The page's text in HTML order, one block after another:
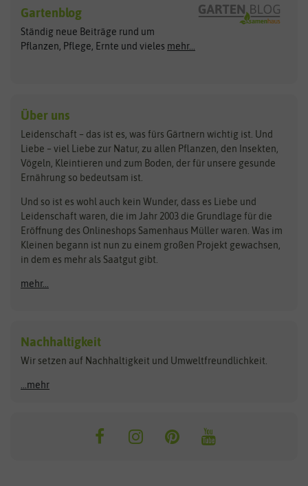
Exotische Samen
Gemüsesamen
Gründünger
Kräutersamen
Obstsamen
Pilzbrut
Rasensamen
Steckzwiebeln
Zimmer & Kübelpflanzen
Kataloge
Schnäppchen
Anzucht & Gartenzubehör
Anzuchtschalen
Heizmatte & Heizkabel
Kokos-Quelltabletten
Zimmergewächshaus
Arche Noah
ASB Greenworld
Benary
Bingenheimer Saatgut
Bionana
BIOWOL
Blumicorn
Bûten Birds
Carl Pabst
Clever Pots
COMPO
Dürr-Samen
Feldsaaten Freudenberger
Fertil
Flora Elite
Florissa
Flortis
Franchi Sementi
Hortitops
JUB Holland
Gartenblog
Ständig neue Beiträge rund um
Pflanzen, Pflege, Ernte und vieles mehr...
Über uns
Leidenschaft – das ist es, was fürs Gärtnern wichtig ist. Und
Liebe – viel Liebe zur Natur, zu allen Pflanzen, den Insekten,
Vögeln, Kleintieren und zum Boden, der für unsere gesunde
Ernährung so bedeutsam ist.
Und so ist es wohl auch kein Wunder, dass es Liebe und
Leidenschaft waren, die im Jahr 2003 die Grundlage für die
Eröffnung des Onlineshops Samenhaus Müller waren. Was im
Kleinen begann ist nun zu einem großen Projekt gewachsen,
in dem es mehr als Saatgut gibt.
mehr...
Nachhaltigkeit
Wir setzen auf Nachhaltigkeit und Umweltfreundlichkeit.
...mehr